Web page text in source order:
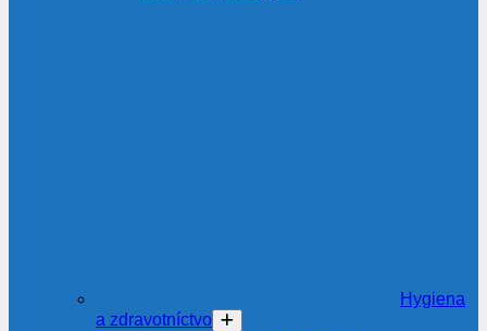
Hygiena
a zdravotníctvo